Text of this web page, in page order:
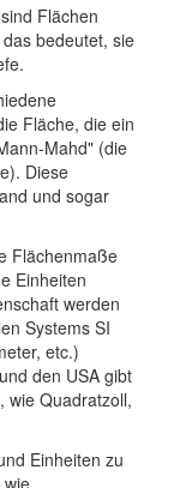
Flächen
bedeutet, sie
Fläche, die ein
Mahd" (die
Diese
und sogar
Flächenmaße
Einheiten
werden
Systems SI
etc.)
den USA gibt
wie Quadratzoll,
Einheiten zu
wie